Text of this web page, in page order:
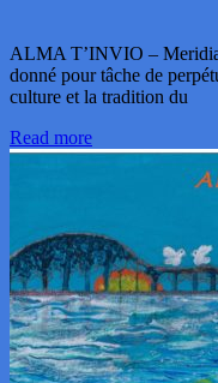
ALMA T’INVIO –
donné pour tâche de
culture et la tradition du
Read more